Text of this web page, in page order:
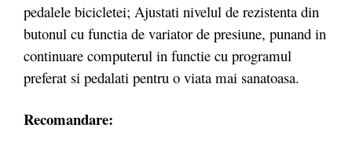
pedalele bicicletei; Ajustati nivelul de rezistenta din
butonul cu functia de variator de presiune, punand in
continuare computerul in functie cu programul
preferat si pedalati pentru o viata mai sanatoasa.
Recomandare: